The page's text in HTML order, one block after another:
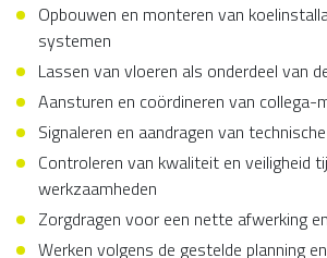
Opbouwen en monteren van
systemen
Lassen van vloeren als onderdeel van
Aansturen en coördineren van collega-
Signaleren en aandragen van
Controleren van kwaliteit en veiligheid
werkzaamheden
Zorgdragen voor een nette afwerking
Werken volgens de gestelde planning